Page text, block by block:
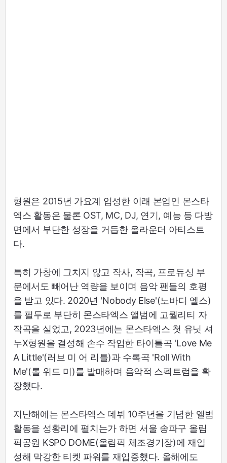
형원은 2015년 가요계 입성한 이래 본업인 몬스타
엑스 활동은 물론 OST, MC, DJ, 연기, 예능 등 다방
면에서 부단한 성장을 거듭한 올라운더 아티스트
다.
특히 가창에 그치지 않고 작사, 작곡, 프로듀싱 부
문에서도 빼어난 역량을 보이며 음악 팬들의 호평
을 받고 있다. 2020년 'Nobody Else'(노바디 엘스)
를 필두로 부단히 몬스타엑스 앨범에 고퀄리티 자
작곡을 실었고, 2023년에는 몬스타엑스 첫 유닛 셔
누X형원을 결성해 손수 작업한 타이틀곡 'Love Me
A Little'(러브 미 어 리틀)과 수록곡 'Roll With
Me'(롤 위드 미)를 발매하며 음악적 스펙트럼을 확
장했다.
지난해에는 몬스타엑스 데뷔 10주년을 기념한 앨범
활동을 성황리에 펼치는가 하면 서울 송파구 올림
픽공원 KSPO DOME(올림픽 체조경기장)에 재입
성해 막강한 티켓 파워를 재입증했다. 올해에도